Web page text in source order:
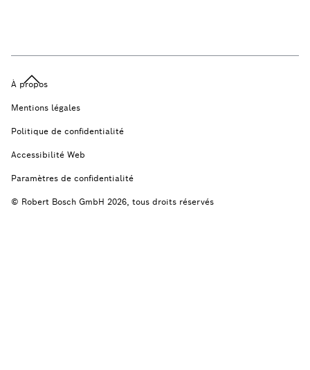
À propos
Mentions légales
Politique de confidentialité
Accessibilité Web
Paramètres de confidentialité
© Robert Bosch GmbH 2026, tous droits réservés